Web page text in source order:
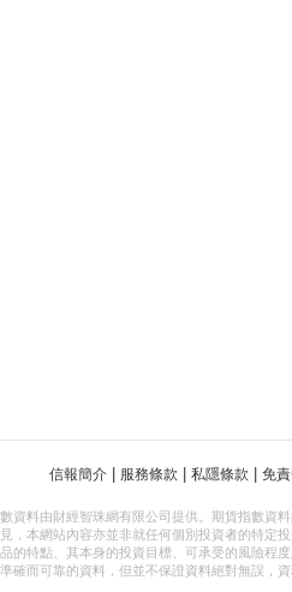
信報簡介 服務條款 私隱條款 免
資料由財經智珠網有限公司提供。期貨指數資
，本網站內容亦並非就任何個別投資者的特定
的特點、其本身的投資目標、可承受的風險程
準確而可靠的資料，但並不保證資料絕對無誤，